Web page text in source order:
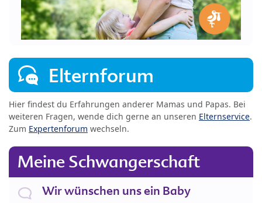
Elternforum
Hier findest du Erfahrungen anderer Mamas und Papas. Bei
weiteren Fragen, wende dich gerne an unseren Elternservice.
Zum Expertenforum wechseln.
Meine Schwangerschaft
Wir wünschen uns ein Baby